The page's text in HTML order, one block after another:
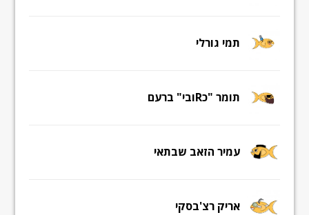
תמי גורלי
תומר "כRובי" ברעם
עמיר הזאב שבתאי
אריק רצ'בסקי